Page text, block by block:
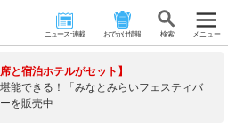
ニュース･連載 おでかけ情報 検 索 メニュー
と宿泊ホテルがセット】
能できる！「みなとみらいフェスティバ
を販売中